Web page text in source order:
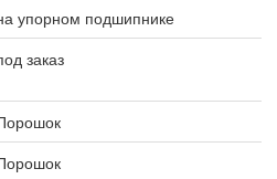
упорном подшипнике
заказ